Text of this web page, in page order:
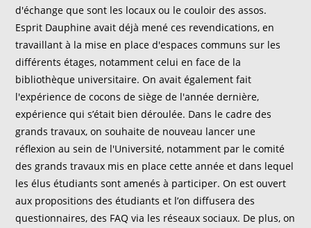
d'échange que sont les locaux ou le couloir des assos.
Esprit Dauphine avait déjà mené ces revendications, en
travaillant à la mise en place d'espaces communs sur les
différents étages, notamment celui en face de la
bibliothèque universitaire. On avait également fait
l'expérience de cocons de siège de l'année dernière,
expérience qui s’était bien déroulée. Dans le cadre des
grands travaux, on souhaite de nouveau lancer une
réflexion au sein de l'Université, notamment par le comité
des grands travaux mis en place cette année et dans lequel
les élus étudiants sont amenés à participer. On est ouvert
aux propositions des étudiants et l’on diffusera des
questionnaires, des FAQ via les réseaux sociaux. De plus, on